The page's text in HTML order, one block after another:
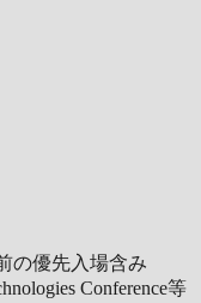
の優先入場含み
Conference等